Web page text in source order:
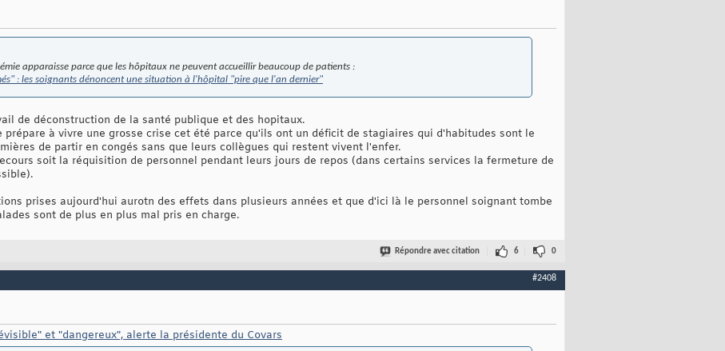
apparaisse parce que les hôpitaux ne peuvent accueillir beaucoup de patients :
: les soignants dénoncent une situation à l'hôpital "pire que l'an dernier"
de déconstruction de la santé publique et des hopitaux.
prépare à vivre une grosse crise cet été parce qu'ils ont un déficit de stagiaires qui d'habitudes sont le
de partir en congés sans que leurs collègues qui restent vivent l'enfer.
soit la réquisition de personnel pendant leurs jours de repos (dans certains services la fermeture de
prises aujourd'hui aurotn des effets dans plusieurs années et que d'ici là le personnel soignant tombe
sont de plus en plus mal pris en charge.
Répondre avec citation 6 0
#2408
et "dangereux", alerte la présidente du Covars